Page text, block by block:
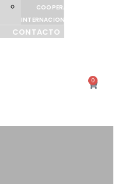
COOPERACIÓN
INTERNACIONAL
CONTACTO
0